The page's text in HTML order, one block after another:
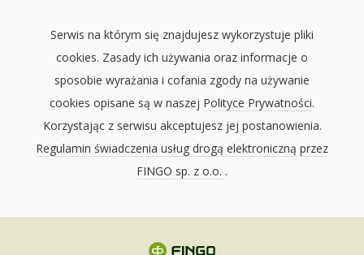
Serwis na którym się znajdujesz wykorzystuje pliki
cookies. Zasady ich używania oraz informacje o
sposobie wyrażania i cofania zgody na używanie
cookies opisane są w naszej Polityce Prywatności.
Korzystając z serwisu akceptujesz jej postanowienia.
Regulamin świadczenia usług drogą elektroniczną przez
FINGO sp. z o.o. .